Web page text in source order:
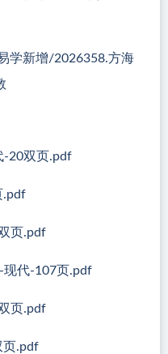
学新增/2026358.方海
-20双页.pdf
.pdf
页.pdf
现代-107页.pdf
页.pdf
页.pdf